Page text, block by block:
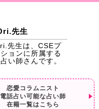
先生
先生は、CSEプ
ョンに所属する
い師さんです。
恋愛コラムニスト
電話占い可能な占い師
在籍一覧はこちら